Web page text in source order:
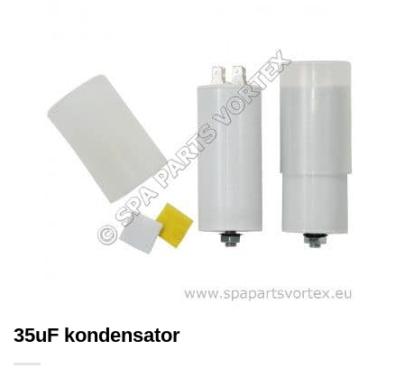
35uF kondensator